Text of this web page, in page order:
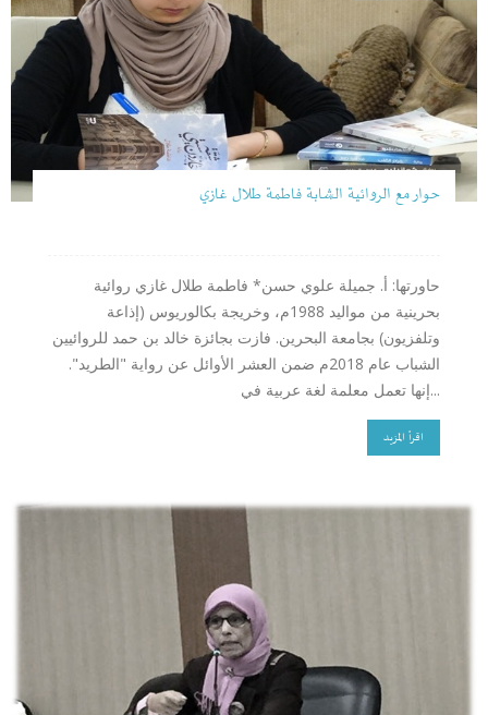
حوار مع الروائية الشابة فاطمة طلال غازي
حاورتها: أ. جميلة علوي حسن* فاطمة طلال غازي روائية
بحرينية من مواليد 1988م، وخريجة بكالوريوس (إذاعة
وتلفزيون) بجامعة البحرين. فازت بجائزة خالد بن حمد للروائيين
الشباب عام 2018م ضمن العشر الأوائل عن رواية "الطريد".
إنها تعمل معلمة لغة عربية في...
اقرأ المزيد